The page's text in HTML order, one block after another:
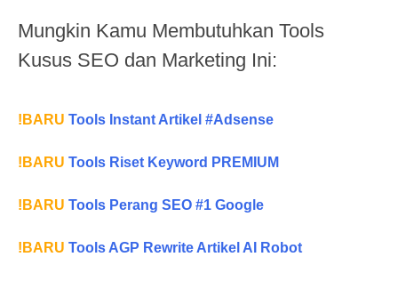
Mungkin Kamu Membutuhkan Tools
Kusus SEO dan Marketing Ini:
!BARU Tools Instant Artikel #Adsense
!BARU Tools Riset Keyword PREMIUM
!BARU Tools Perang SEO #1 Google
!BARU Tools AGP Rewrite Artikel AI Robot